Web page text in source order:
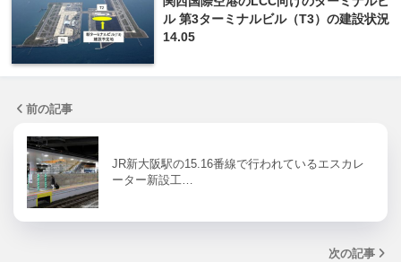
ル 第3ターミナルビル（T3）の建設状況
14.05
前の記事
JR新大阪駅の15.16番線で行われているエスカレ
ーター新設工…
次の記事